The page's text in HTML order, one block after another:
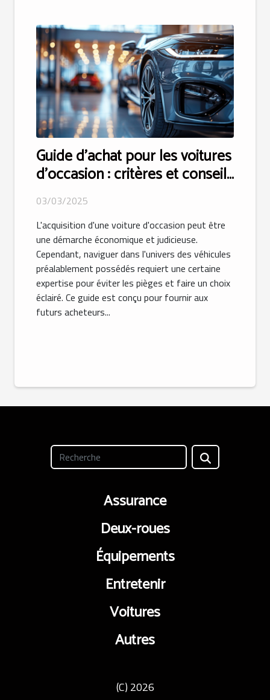
Guide d'achat pour les voitures
d'occasion : critères et conseils
essentiels
03/03/2025
L'acquisition d'une voiture d'occasion peut être
une démarche économique et judicieuse.
Cependant, naviguer dans l'univers des véhicules
préalablement possédés requiert une certaine
expertise pour éviter les pièges et faire un choix
éclairé. Ce guide est conçu pour fournir aux
futurs acheteurs...
Assurance
Deux-roues
Équipements
Entretenir
Voitures
Autres
(C) 2026